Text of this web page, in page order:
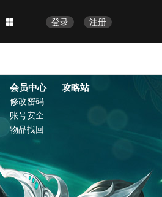
注册
登录
会员中心
修改密码
账号安全
物品找回
攻略站